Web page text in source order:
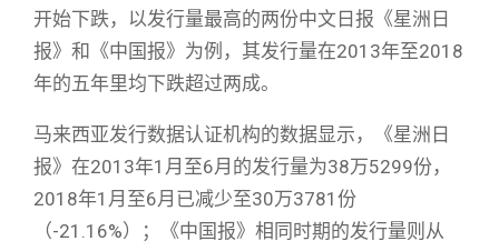
开始下跌，以发行量最高的两份中文日报《星洲日
报》和《中国报》为例，其发行量在2013年至2018
年的五年里均下跌超过两成。
马来西亚发行数据认证机构的数据显示，《星洲日
报》在2013年1月至6月的发行量为38万5299份，
2018年1月至6月已减少至30万3781份
（-21.16%）；《中国报》相同时期的发行量则从